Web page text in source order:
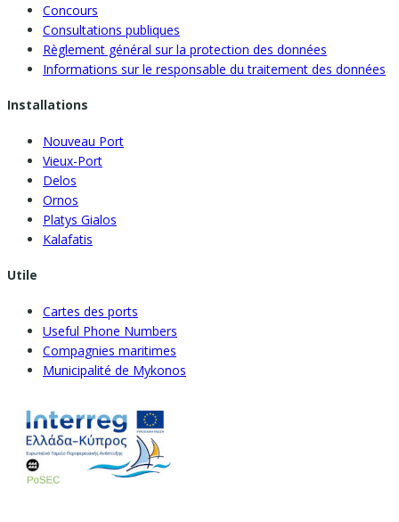
Concours
Consultations publiques
Règlement général sur la protection des données
Informations sur le responsable du traitement des données
Installations
Nouveau Port
Vieux-Port
Delos
Ornos
Platys Gialos
Kalafatis
Utile
Cartes des ports
Useful Phone Numbers
Compagnies maritimes
Municipalité de Mykonos